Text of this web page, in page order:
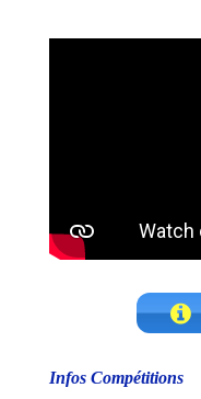
Infos Compétitions